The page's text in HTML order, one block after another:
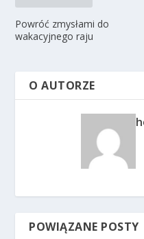
Powróć zmysłami do
wakacyjnego raju
O AUTORZE
POWIĄZANE POSTY